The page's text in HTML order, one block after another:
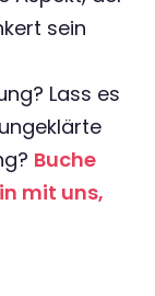
sein
Lass es
Buche
mit uns,